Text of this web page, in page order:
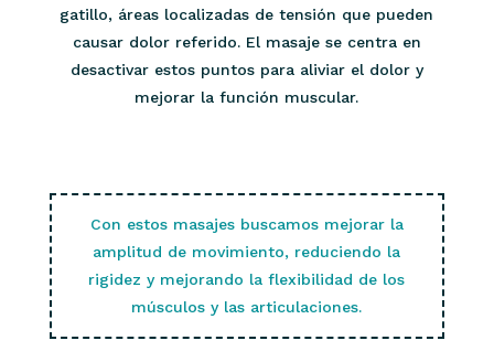
gatillo, áreas localizadas de tensión que pueden
causar dolor referido. El masaje se centra en
desactivar estos puntos para aliviar el dolor y
mejorar la función muscular.
Con estos masajes buscamos mejorar la
amplitud de movimiento, reduciendo la
rigidez y mejorando la flexibilidad de los
músculos y las articulaciones.